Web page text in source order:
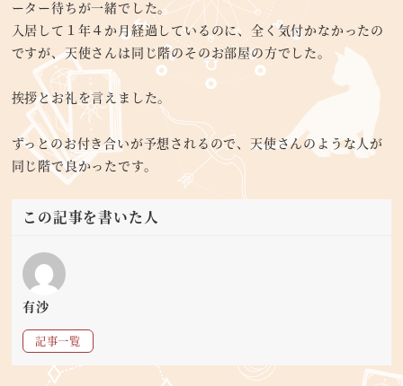
ーター待ちが一緒でした。
入居して１年４か月経過しているのに、全く気付かなかったの
ですが、天使さんは同じ階のそのお部屋の方でした。
挨拶とお礼を言えました。
ずっとのお付き合いが予想されるので、天使さんのような人が
同じ階で良かったです。
この記事を書いた人
有沙
記事一覧